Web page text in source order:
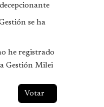
se ha
he registrado
Gestión Milei